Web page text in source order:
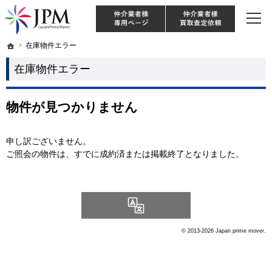
ホーム
在庫物件エラー
在庫物件エラー
東京・神奈川・埼玉・千葉のリノベーション住宅や中古マンションを手がける会
【物件買取強化中！】リノベーション住宅・不動産・中古マンションならJPM
物件が見つかりません
申し訳ございません。
ご照会の物件は、すでに成約済または掲載終了となりました。
ホーム
在庫物件エラー
© 2013-2026 Japan prime mover.